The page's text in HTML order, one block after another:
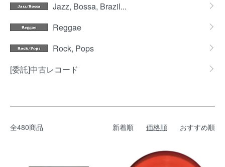
Jazz, Bossa, Brazil...
Reggae
Rock, Pops
[委託]中古レコード
全480商品 新着順 価格順 おすすめ順